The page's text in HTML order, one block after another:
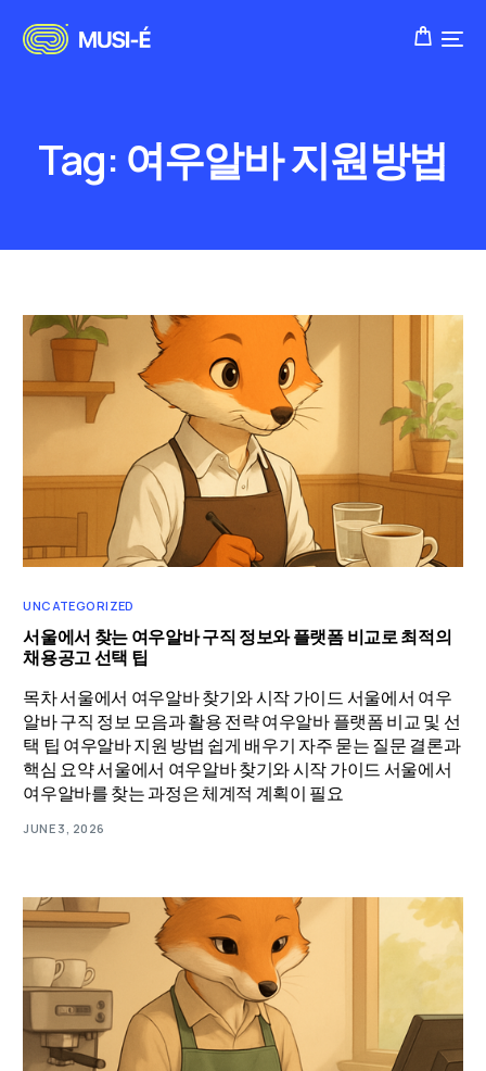
Tag: 여우알바 지원방법
UNCATEGORIZED
서울에서 찾는 여우알바 구직 정보와 플랫폼 비교로 최적의
채용공고 선택 팁
목차 서울에서 여우알바 찾기와 시작 가이드 서울에서 여우
알바 구직 정보 모음과 활용 전략 여우알바 플랫폼 비교 및 선
택 팁 여우알바 지원 방법 쉽게 배우기 자주 묻는 질문 결론과
핵심 요약 서울에서 여우알바 찾기와 시작 가이드 서울에서
여우알바를 찾는 과정은 체계적 계획이 필요
JUNE 3, 2026